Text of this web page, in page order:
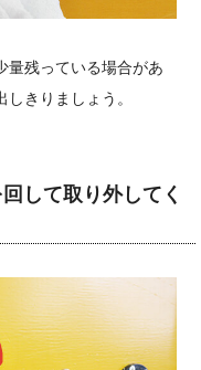
量残っている場合があ
きりましょう。
して取り外してく